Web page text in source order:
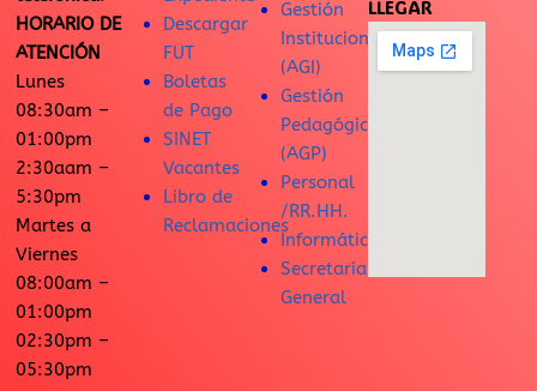
HORARIO DE
ATENCIÓN
Lunes
08:30am –
01:00pm
2:30aam –
5:30pm
Martes a
Viernes
08:00am –
01:00pm
02:30pm –
05:30pm
Descargar
FUT
Boletas
de Pago
SINET
Vacantes
Libro de
Reclamaciones
Gestión
Institucional
(AGI)
Gestión
Pedagógica
(AGP)
Personal
/RR.HH.
Informática
Secretaría
General
LLEGAR